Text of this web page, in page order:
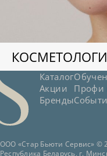
Каталог
Акции
Бренды
Профи
ООО «Стар Бьюти Сервис» ©
Республика Беларусь, г.